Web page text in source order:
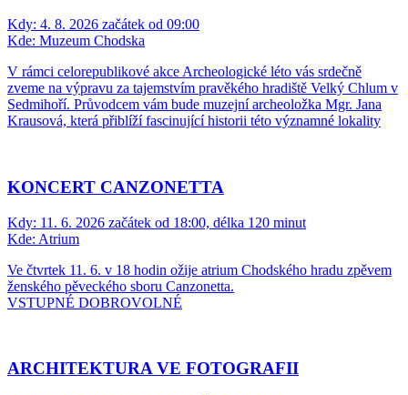
Kdy: 4. 8. 2026 začátek od 09:00
Kde: Muzeum Chodska
V rámci celorepublikové akce Archeologické léto vás srdečně
zveme na výpravu za tajemstvím pravěkého hradiště Velký Chlum v
Sedmihoří. Průvodcem vám bude muzejní archeoložka Mgr. Jana
Krausová, která přiblíží fascinující historii této významné lokality
KONCERT CANZONETTA
Kdy: 11. 6. 2026 začátek od 18:00, délka 120 minut
Kde: Atrium
Ve čtvrtek 11. 6. v 18 hodin ožije atrium Chodského hradu zpěvem
ženského pěveckého sboru Canzonetta.
VSTUPNÉ DOBROVOLNÉ
ARCHITEKTURA VE FOTOGRAFII